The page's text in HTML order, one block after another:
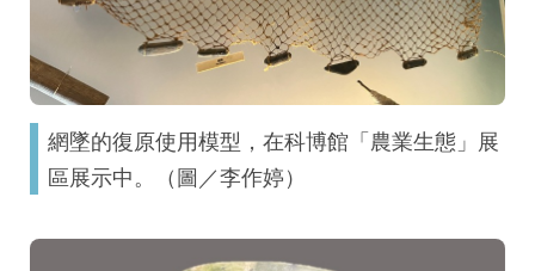
網墜的復原使用模型，在科博館「農業生態」展
區展示中。（圖／李作婷）